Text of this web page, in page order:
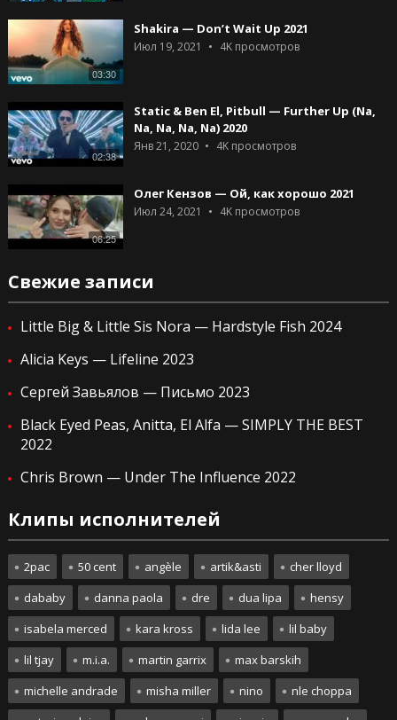
03:30
Shakira — Don’t Wait Up 2021
Июл 19, 2021 4Kпросмотров
02:38
Static & Ben El, Pitbull — Further Up (Na,
Na, Na, Na, Na) 2020
Янв 21, 2020 4Kпросмотров
06:25
Олег Кензов — Ой, как хорошо 2021
Июл 24, 2021 4Kпросмотров
Свежие записи
Little Big & Little Sis Nora — Hardstyle Fish 2024
Alicia Keys — Lifeline 2023
Сергей Завьялов — Письмо 2023
Black Eyed Peas, Anitta, El Alfa — SIMPLY THE BEST
2022
Chris Brown — Under The Influence 2022
Клипы исполнителей
2pac 50 cent angèle artik&asti
cher lloyd
dababy
danna paola dre dua lipa
hensy
isabela merced
kara kross lida lee
lil baby
lil tjay
m.i.a. martin garrix
max barskih
michelle andrade
misha miller nino
nle choppa